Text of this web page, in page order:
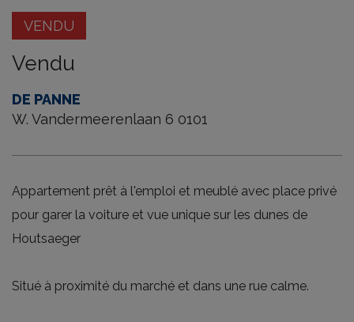
VENDU
Vendu
DE PANNE
W. Vandermeerenlaan 6 0101
Appartement prêt à l'emploi et meublé avec place privé
pour garer la voiture et vue unique sur les dunes de
Houtsaeger
Situé à proximité du marché et dans une rue calme.